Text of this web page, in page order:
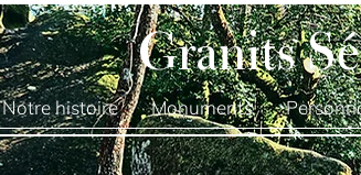
Granits
Notre histoire Monuments